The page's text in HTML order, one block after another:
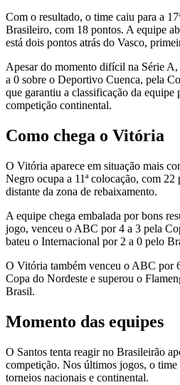
Com o resultado, o time caiu para a
Brasileiro, com 18 pontos. A equipe
está dois pontos atrás do Vasco,
Apesar do momento difícil na Série
a 0 sobre o Deportivo Cuenca, pela
que garantiu a classificação da equipe
competição continental.
Como chega o Vitória
O Vitória aparece em situação mais
Negro ocupa a 11ª colocação, com 22
distante da zona de rebaixamento.
A equipe chega embalada por bons
jogo, venceu o ABC por 4 a 3 pela
bateu o Internacional por 2 a 0 pelo
O Vitória também venceu o ABC por
Copa do Nordeste e superou o
Brasil.
Momento das equipes
O Santos tenta reagir no Brasileirão
competição. Nos últimos jogos, o time
torneios nacionais e continental.